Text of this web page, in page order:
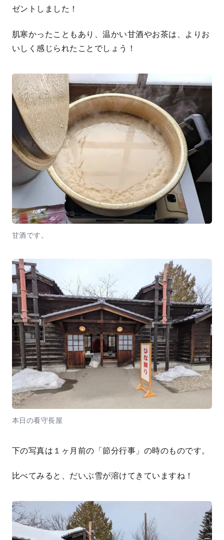
ゼントしました！
肌寒かったこともあり、温かい甘酒やお茶は、よりお
いしく感じられたことでしょう！
甘酒です。
本日の看守長屋
下の写真は１ヶ月前の「節分行事」の時のものです。
比べてみると、だいぶ雪が溶けてきていますね！